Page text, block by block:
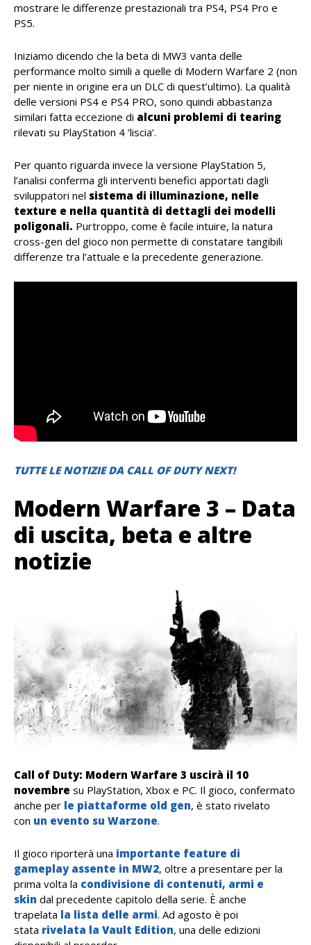
mostrare le differenze prestazionali tra PS4, PS4 Pro e
PS5.
Iniziamo dicendo che la beta di MW3 vanta delle
performance molto simili a quelle di Modern Warfare 2 (non
per niente in origine era un DLC di quest’ultimo). La qualità
delle versioni PS4 e PS4 PRO, sono quindi abbastanza
similari fatta eccezione di alcuni problemi di tearing
rilevati su PlayStation 4 ‘liscia’.
Per quanto riguarda invece la versione PlayStation 5,
l’analisi conferma gli interventi benefici apportati dagli
sviluppatori nel sistema di illuminazione, nelle
texture e nella quantità di dettagli dei modelli
poligonali. Purtroppo, come è facile intuire, la natura
cross-gen del gioco non permette di constatare tangibili
differenze tra l’attuale e la precedente generazione.
TUTTE LE NOTIZIE DA CALL OF DUTY NEXT!
Modern Warfare 3 – Data
di uscita, beta e altre
notizie
Call of Duty: Modern Warfare 3 uscirà il 10
novembre su PlayStation, Xbox e PC. Il gioco, confermato
anche per le piattaforme old gen, è stato rivelato
con un evento su Warzone.
Il gioco riporterà una importante feature di
gameplay assente in MW2, oltre a presentare per la
prima volta la condivisione di contenuti, armi e
skin dal precedente capitolo della serie. È anche
trapelata la lista delle armi. Ad agosto è poi
stata rivelata la Vault Edition, una delle edizioni